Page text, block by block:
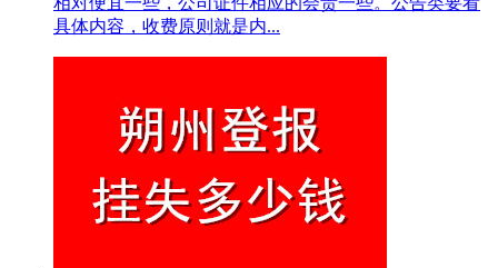
具体内容，收费原则就是内...